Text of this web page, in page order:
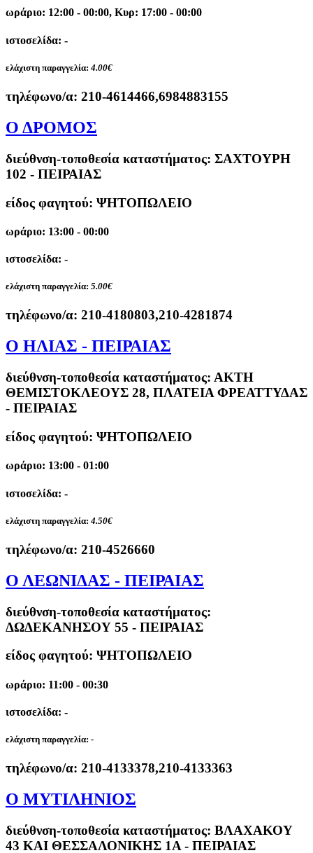
ωράριο: 12:00 - 00:00, Κυρ: 17:00 - 00:00
ιστοσελίδα: -
ελάχιστη παραγγελία: 4.00€
τηλέφωνο/α: 210-4614466,6984883155
Ο ΔΡΟΜΟΣ
διεύθνση-τοποθεσία καταστήματος: ΣΑΧΤΟΥΡΗ
102 - ΠΕΙΡΑΙΑΣ
είδος φαγητού: ΨΗΤΟΠΩΛΕΙΟ
ωράριο: 13:00 - 00:00
ιστοσελίδα: -
ελάχιστη παραγγελία: 5.00€
τηλέφωνο/α: 210-4180803,210-4281874
Ο ΗΛΙΑΣ - ΠΕΙΡΑΙΑΣ
διεύθνση-τοποθεσία καταστήματος: ΑΚΤΗ
ΘΕΜΙΣΤΟΚΛΕΟΥΣ 28, ΠΛΑΤΕΙΑ ΦΡΕΑΤΤΥΔΑΣ
- ΠΕΙΡΑΙΑΣ
είδος φαγητού: ΨΗΤΟΠΩΛΕΙΟ
ωράριο: 13:00 - 01:00
ιστοσελίδα: -
ελάχιστη παραγγελία: 4.50€
τηλέφωνο/α: 210-4526660
Ο ΛΕΩΝΙΔΑΣ - ΠΕΙΡΑΙΑΣ
διεύθνση-τοποθεσία καταστήματος:
ΔΩΔΕΚΑΝΗΣΟΥ 55 - ΠΕΙΡΑΙΑΣ
είδος φαγητού: ΨΗΤΟΠΩΛΕΙΟ
ωράριο: 11:00 - 00:30
ιστοσελίδα: -
ελάχιστη παραγγελία: -
τηλέφωνο/α: 210-4133378,210-4133363
O ΜΥΤΙΛΗΝΙΟΣ
διεύθνση-τοποθεσία καταστήματος: ΒΛΑΧΑΚΟΥ
43 ΚΑΙ ΘΕΣΣΑΛΟΝΙΚΗΣ 1Α - ΠΕΙΡΑΙΑΣ